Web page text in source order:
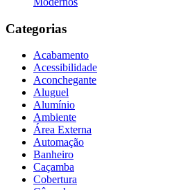
Categorias
Acabamento
Acessibilidade
Aconchegante
Aluguel
Alumínio
Ambiente
Área Externa
Automação
Banheiro
Caçamba
Cobertura